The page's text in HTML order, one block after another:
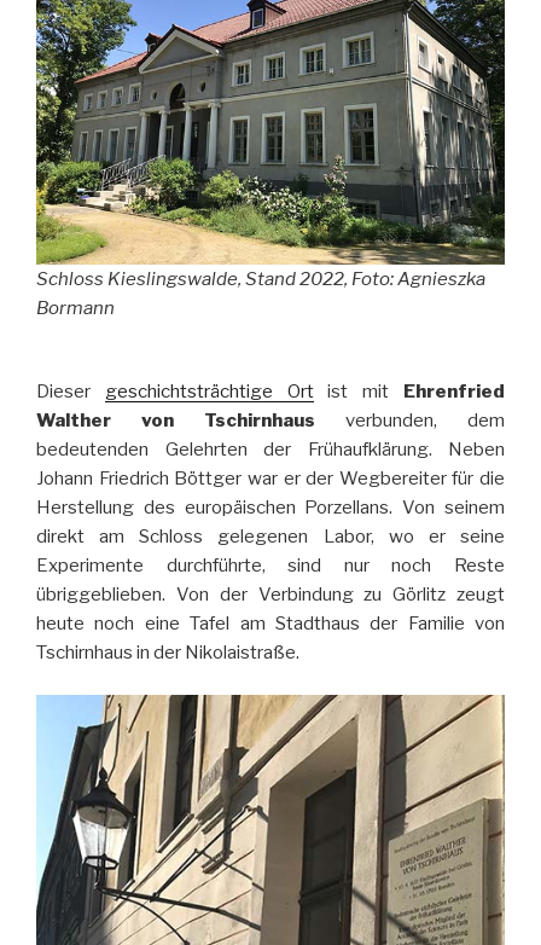
Schloss Kieslingswalde, Stand 2022, Foto: Agnieszka
Bormann
Dieser geschichtsträchtige Ortist mit Ehrenfried
Walther von Tschirnhaus verbunden, dem
bedeutenden Gelehrten der Frühaufklärung. Neben
Johann Friedrich Böttger war er der Wegbereiter für die
Herstellung des europäischen Porzellans. Von seinem
direkt am Schloss gelegenen Labor, wo er seine
Experimente durchführte, sind nur noch Reste
übriggeblieben. Von der Verbindung zu Görlitz zeugt
heute noch eine Tafel am Stadthaus der Familie von
Tschirnhaus in der Nikolaistraße.